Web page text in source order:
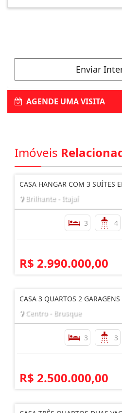
Enviar
AGENDE UMA VISITA
Imóveis
CASA HANGAR COM 3 SUÍTES
Brilhante - Itajaí
3 4
R$ 2.990.000,00
CASA 3 QUARTOS 2
Centro - Brusque
3 3
R$ 2.500.000,00